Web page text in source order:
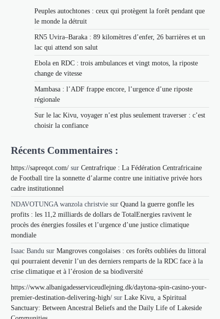
Peuples autochtones : ceux qui protègent la forêt pendant que
le monde la détruit
RN5 Uvira–Baraka : 89 kilomètres d’enfer, 26 barrières et un
lac qui attend son salut
Ebola en RDC : trois ambulances et vingt motos, la riposte
change de vitesse
Mambasa : l’ADF frappe encore, l’urgence d’une riposte
régionale
Sur le lac Kivu, voyager n’est plus seulement traverser : c’est
choisir la confiance
Récents Commentaires :
https://sapreqot.com/ surCentrafrique : La Fédération Centrafricaine
de Football tire la sonnette d’alarme contre une initiative privée hors
cadre institutionnel
NDAVOTUNGA wanzola christvie surQuand la guerre gonfle les
profits : les 11,2 milliards de dollars de TotalEnergies ravivent le
procès des énergies fossiles et l’urgence d’une justice climatique
mondiale
Isaac Bandu surMangroves congolaises : ces forêts oubliées du littoral
qui pourraient devenir l’un des derniers remparts de la RDC face à la
crise climatique et à l’érosion de sa biodiversité
https://www.albanigadesserviceudlejning.dk/daytona-spin-casino-your-
premier-destination-delivering-high/ surLake Kivu, a Spiritual
Sanctuary: Between Ancestral Beliefs and the Daily Life of Lakeside